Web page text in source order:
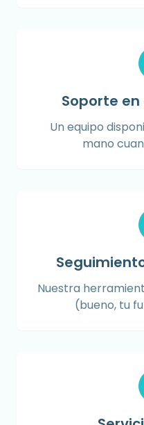
Soporte
Un equipo
mano
Nuestra
(bueno, tu